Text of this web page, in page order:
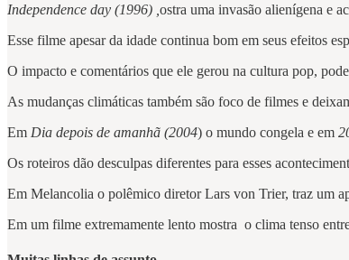
Independence day (1996) , ostra uma invasão alienígena e
Esse filme apesar da idade continua bom em seus efeitos
O impacto e comentários que ele gerou na cultura pop,
As mudanças climáticas também são foco de filmes e
Em Dia depois de amanhã (2004) o mundo congela e em
Os roteiros dão desculpas diferentes para esses
Em Melancolia o polêmico diretor Lars von Trier, traz um
Em um filme extremamente lento mostra o clima tenso